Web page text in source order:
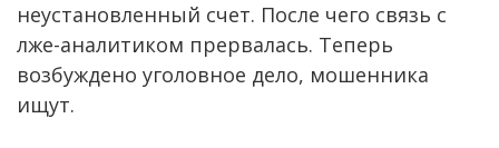
неустановленный счет. После чего связь с
лже-аналитиком прервалась. Теперь
возбуждено уголовное дело, мошенника
ищут.